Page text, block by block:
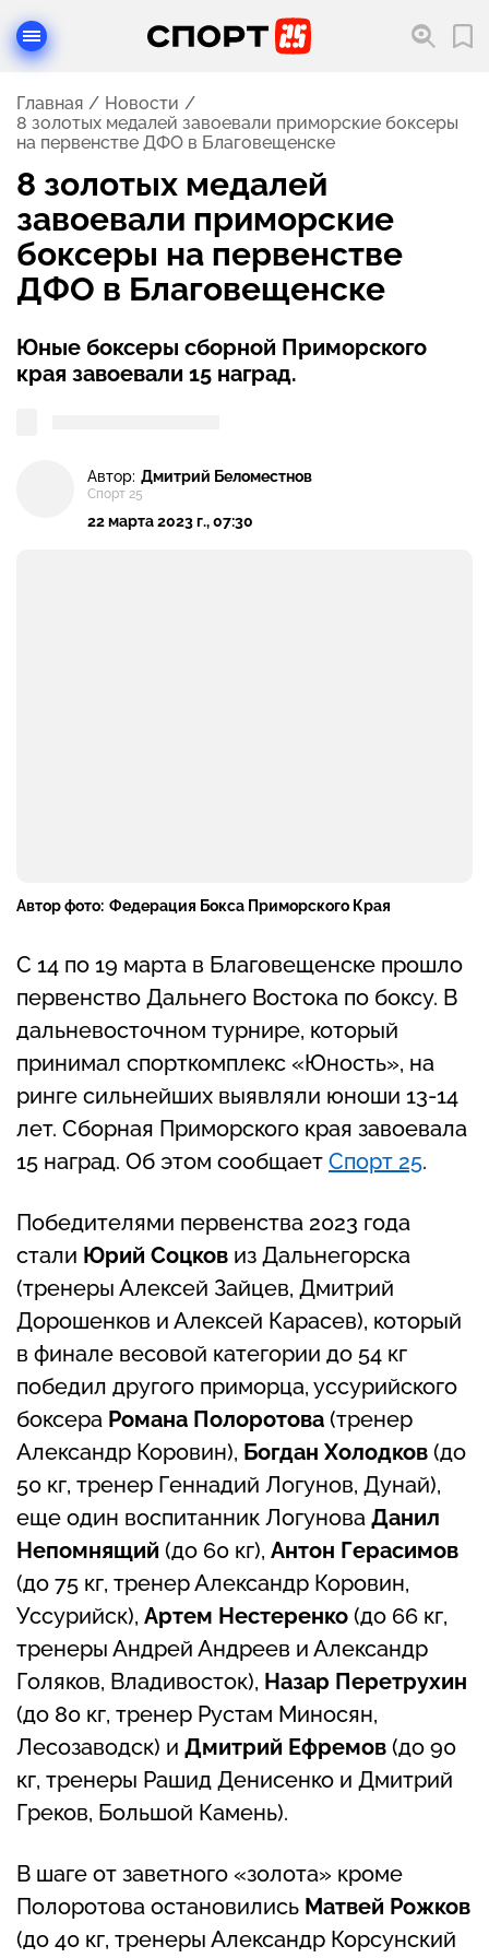
Главная
Новости
8 золотых медалей завоевали приморские боксеры
на первенстве ДФО в Благовещенске
8 золотых медалей
завоевали приморские
боксеры на первенстве
ДФО в Благовещенске
Юные боксеры сборной Приморского
края завоевали 15 наград.
Автор: Дмитрий Беломестнов
Спорт 25
22 марта 2023 г., 07:30
Автор фото: Федерация Бокса Приморского Края
С 14 по 19 марта в Благовещенске прошло
первенство Дальнего Востока по боксу. В
дальневосточном турнире, который
принимал спорткомплекс «Юность», на
ринге сильнейших выявляли юноши 13-14
лет. Сборная Приморского края завоевала
15 наград. Об этом сообщает Спорт 25.
Победителями первенства 2023 года
стали Юрий Соцков из Дальнегорска
(тренеры Алексей Зайцев, Дмитрий
Дорошенков и Алексей Карасев), который
в финале весовой категории до 54 кг
победил другого приморца, уссурийского
боксера Романа Полоротова (тренер
Александр Коровин), Богдан Холодков (до
50 кг, тренер Геннадий Логунов, Дунай),
еще один воспитанник Логунова Данил
Непомнящий (до 60 кг), Антон Герасимов
(до 75 кг, тренер Александр Коровин,
Уссурийск), Артем Нестеренко (до 66 кг,
тренеры Андрей Андреев и Александр
Голяков, Владивосток), Назар Перетрухин
(до 80 кг, тренер Рустам Миносян,
Лесозаводск) и Дмитрий Ефремов (до 90
кг, тренеры Рашид Денисенко и Дмитрий
Греков, Большой Камень).
В шаге от заветного «золота» кроме
Полоротова остановились Матвей Рожков
(до 40 кг, тренеры Александр Корсунский